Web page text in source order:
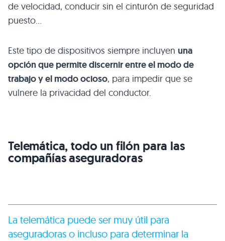
de velocidad, conducir sin el cinturón de seguridad
puesto…
Este tipo de dispositivos siempre incluyen una
opción que permite discernir entre el modo de
trabajo y el modo ocioso, para impedir que se
vulnere la privacidad del conductor.
Telemática, todo un filón para las
compañías aseguradoras
La telemática puede ser muy útil para
aseguradoras o incluso para determinar la